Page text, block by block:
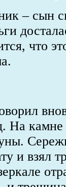
– сын
что
На
и взял